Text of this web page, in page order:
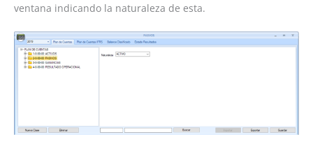
ventana indicando la naturaleza de esta.